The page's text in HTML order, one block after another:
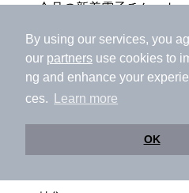
By using our services, you
our partners use cookies to
ng and enhance your
ces.
Learn more
OK
今月の新着電子チケット
特集・ニュース
ニフティ温泉ニュース
口コミを見る